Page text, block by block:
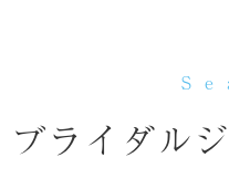
ブライダル